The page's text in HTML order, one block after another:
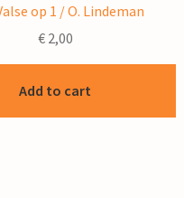
op 1 / O. Lindeman
€2,00
Add to cart